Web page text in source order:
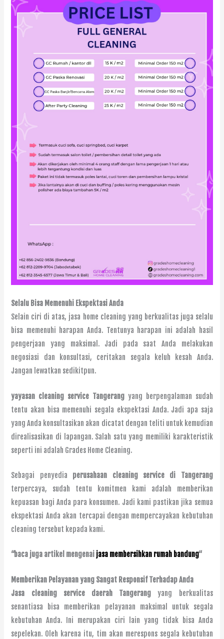
Selalu Bisa Memenuhi Ekspektasi Anda
Selain ciri di atas, jasa home cleaning yang berkualitas juga selalu
bisa memenuhi harapan Anda. Tentunya harapan ini adalah hasil
pengerjaan yang maksimal. Jadi pada saat Anda melakukan
negosiasi dan konsultasi, ceritakan segala keluh kesah Anda.
Jangan lewatkan sedikitpun.
yayasan cleaning service Tangerang yang berpengalaman sudah
tentu akan bisa memenuhi segala ekspektasi Anda. Jadi apa saja
yang Anda konsultasikan akan dicatat dengan teliti untuk kemudian
direalisasikan di lapangan. Salah satu yang memiliki karakteristik
seperti ini adalah Grades Home Cleaning.
Sebagai penyedia perusahaan cleaning service di Tangerang
terpercaya, sudah tentu komitmen kami adalah memberikan
kepuasan bagi Anda para konsumen. Jadi kami pastikan jika semua
ekspektasi Anda akan tercapai dengan mempercayakan kebutuhan
cleaning tersebut kepada kami.
“baca juga artikel mengenai jasa membersihkan rumah bandung“
Memberikan Pelayanan yang Sangat Responsif Terhadap Anda
Jasa cleaning service daerah Tangerang yang berkualitas
senantiasa bisa memberikan pelayanan maksimal untuk segala
kebutuhan Anda. Ini merupakan ciri lain yang tidak bisa Anda
sepelekan. Oleh karena itu, tim akan merespons segala kebutuhan